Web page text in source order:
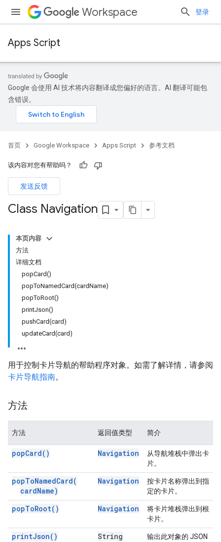
Workspace 登录
Apps Script
Google 会使用 AI 技术将内容翻译成您偏好的语言。AI 翻译可能包
含错误。
首页 Google Workspace Apps Script 参考文档
该内容对您有帮助吗？
发送反馈
Class Navigation
本页内容
方法
详细文档
popCard()
popToNamedCard(cardName)
popToRoot()
printJson()
pushCard(card)
updateCard(card)
用于控制卡片导航的帮助程序对象。如需了解详情，请参阅
卡片导航指南。
方法
方法 返回值类型 简介
popCard( ) Navigation
从导航堆栈中弹出卡
片。
popToNamedCard(
cardName)
Navigation
按卡片名称弹出到指
定的卡片。
popToRoot( ) Navigation
将卡片堆栈弹出到根
卡片。
printJson( ) String
输出此对象的 JSON